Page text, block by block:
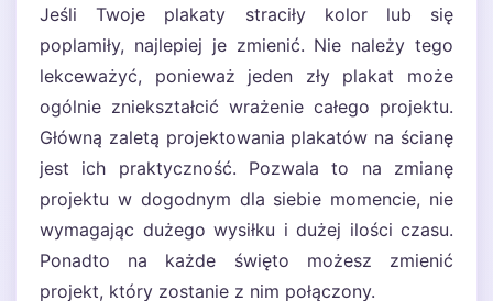
Jeśli Twoje plakaty straciły kolor lub się
poplamiły, najlepiej je zmienić. Nie należy tego
lekceważyć, ponieważ jeden zły plakat może
ogólnie zniekształcić wrażenie całego projektu.
Główną zaletą projektowania plakatów na ścianę
jest ich praktyczność. Pozwala to na zmianę
projektu w dogodnym dla siebie momencie, nie
wymagając dużego wysiłku i dużej ilości czasu.
Ponadto na każde święto możesz zmienić
projekt, który zostanie z nim połączony.